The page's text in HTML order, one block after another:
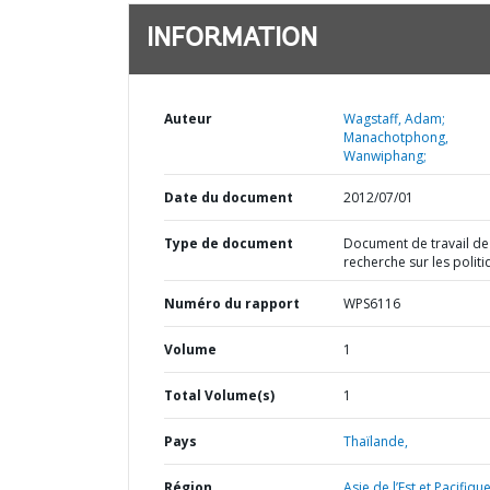
INFORMATION
Auteur
Wagstaff, Adam;
Manachotphong,
Wanwiphang;
Date du document 2012/07/01
Type de document
Document de travail de
recherche sur les
Numéro du rapport WPS6116
Volume 1
Total Volume(s) 1
Pays Thaïlande,